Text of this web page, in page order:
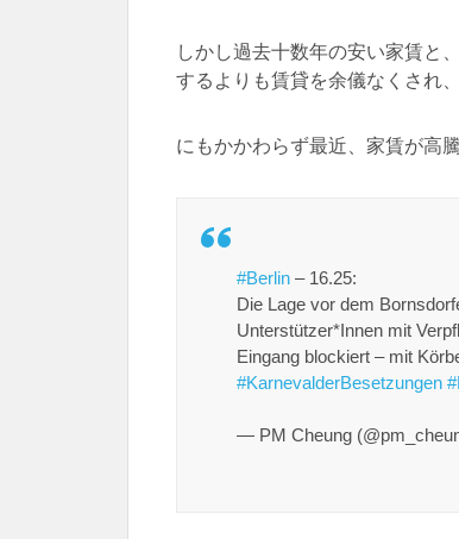
しかし過去十数年の安い家賃と
するよりも賃貸を余儀なくされ
にもかかわらず最近、家賃が高
#Berlin – 16.25:
Die Lage vor dem
Unterstützer*Innen mit
Eingang blockiert – mit
#KarnevalderBesetzungen
— PM Cheung